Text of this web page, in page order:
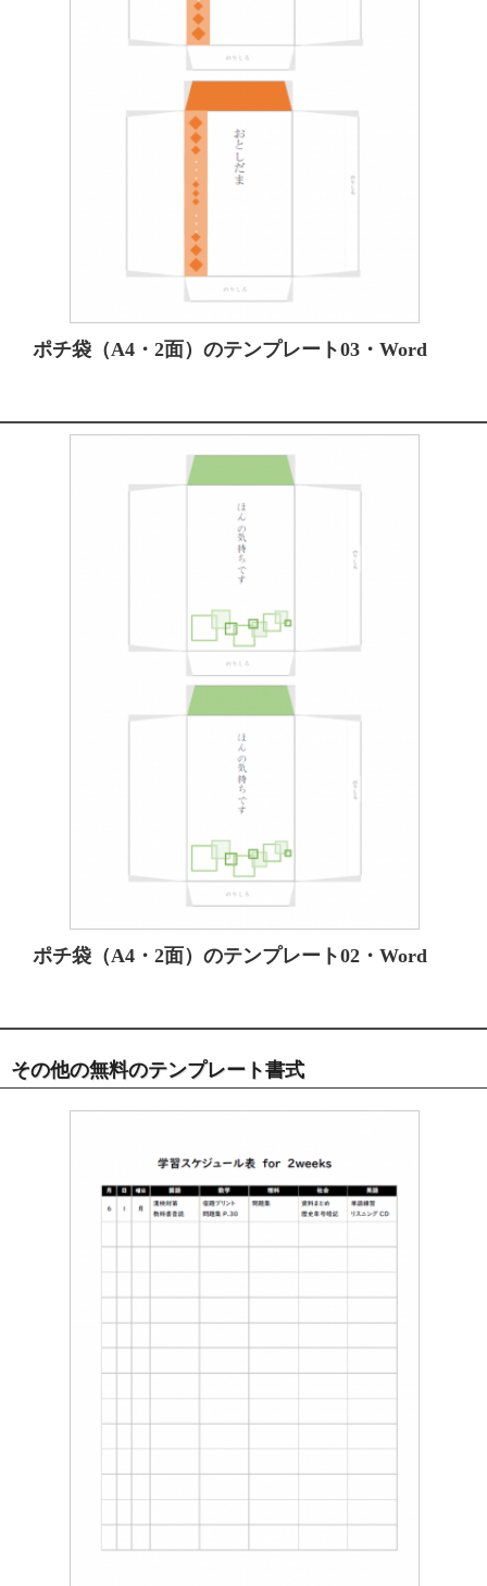
ポチ袋（A4・2面）のテンプレート03・Word
ポチ袋（A4・2面）のテンプレート02・Word
その他の無料のテンプレート書式